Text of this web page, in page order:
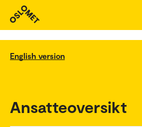
English version
Ansatteoversikt